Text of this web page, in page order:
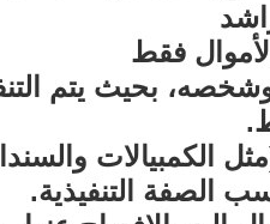
فقط
بحيث يتم
الكمبيالات
الصفة التنفيذية.